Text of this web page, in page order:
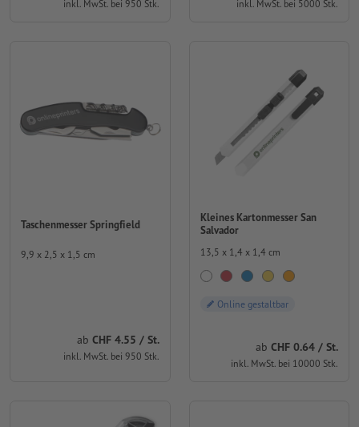
inkl. MwSt. bei 950 Stk. inkl. MwSt. bei 5000 Stk.
Taschenmesser Springfield
9,9 x 2,5 x 1,5 cm
ab CHF 4.55 / St.
inkl. MwSt. bei 950 Stk.
Kleines Kartonmesser San
Salvador
13,5 x 1,4 x 1,4 cm
Online gestaltbar
ab CHF 0.64 / St.
inkl. MwSt. bei 10000 Stk.